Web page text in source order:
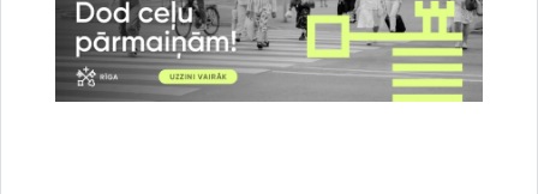
pakalpojumus)
Izmanto Google Analytics, lai samazinātu
pieprasījuma līmeni.